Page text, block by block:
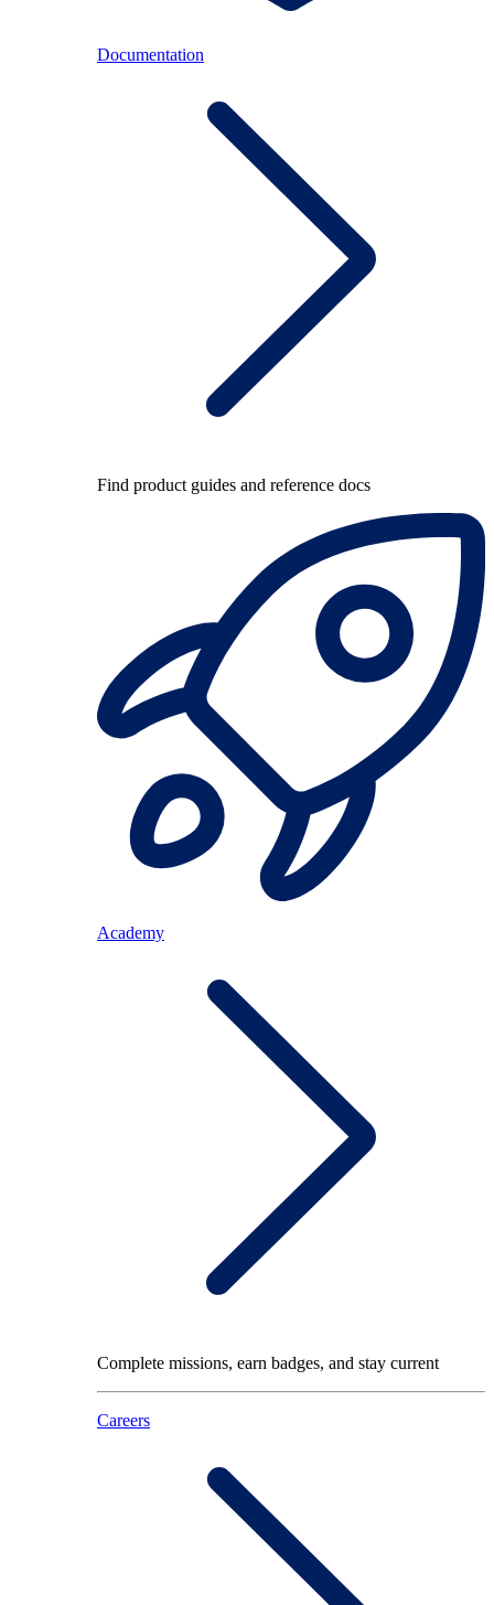
Documentation
Find product guides and reference docs
Academy
Complete missions, earn badges, and stay current
Careers